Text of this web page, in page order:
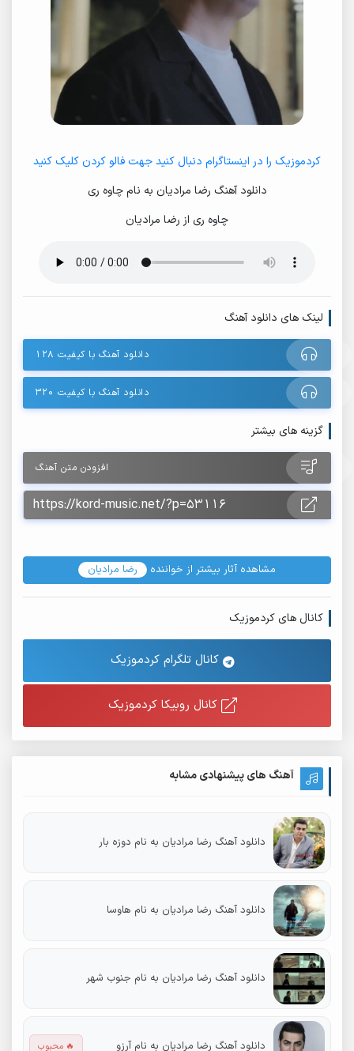
کردموزیک را در اینستاگرام دنبال کنید جهت فالو کردن کلیک کنید
دانلود آهنگ رضا مرادیان به نام چاوه ری
چاوه ری از رضا مرادیان
لینک های دانلود آهنگ
دانلود آهنگ با کیفیت ۱۲۸
دانلود آهنگ با کیفیت ۳۲۰
گزینه های بیشتر
افزودن متن آهنگ
مشاهده آثار بیشتر از خواننده رضا مرادیان
کانال های کردموزیک
کانال تلگرام کردموزیک
کانال روبیکا کردموزیک
آهنگ های پیشنهادی مشابه
دانلود آهنگ رضا مرادیان به نام دوزه بار
دانلود آهنگ رضا مرادیان به نام هاوسا
دانلود آهنگ رضا مرادیان به نام جنوب شهر
دانلود آهنگ رضا مرادیان به نام آرزو 🔥 محبوب